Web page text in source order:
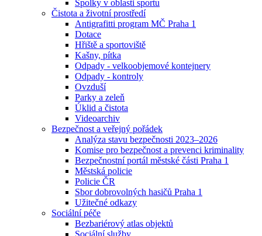
Spolky v oblasti sportu
Čistota a životní prostředí
Antigrafitti program MČ Praha 1
Dotace
Hřiště a sportoviště
Kašny, pítka
Odpady - velkoobjemové kontejnery
Odpady - kontroly
Ovzduší
Parky a zeleň
Úklid a čistota
Videoarchiv
Bezpečnost a veřejný pořádek
Analýza stavu bezpečnosti 2023–2026
Komise pro bezpečnost a prevenci kriminality
Bezpečnostní portál městské části Praha 1
Městská policie
Policie ČR
Sbor dobrovolných hasičů Praha 1
Užitečné odkazy
Sociální péče
Bezbariérový atlas objektů
Sociální služby